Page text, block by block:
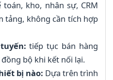
kho, nhân sự, CRM
tảng, không cần tích hợp
tiếp tục bán hàng
bộ khi kết nối lại.
bị nào: Dựa trên trình